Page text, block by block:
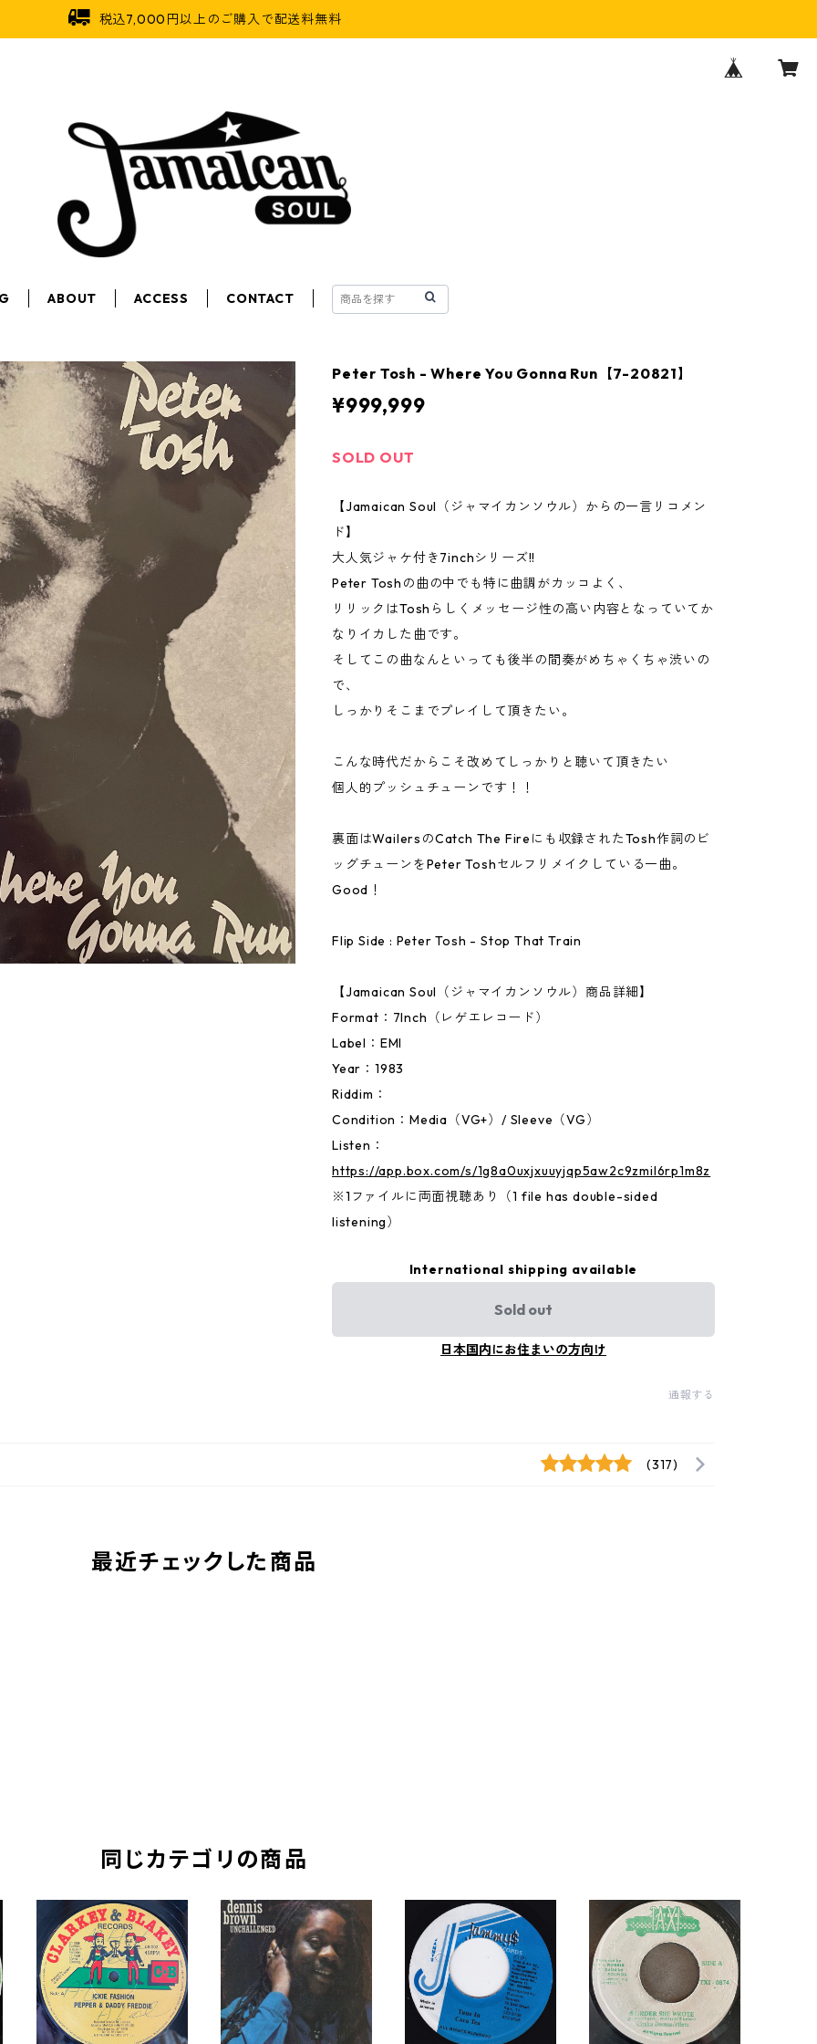
税込7,000円以上のご購入で配送料無料
ABOUT ACCESS CONTACT
Peter Tosh - Where You Gonna Run【7-20821】
¥999,999
SOLD OUT
【Jamaican Soul（ジャマイカンソウル）からの一言リコメン
ド】
大人気ジャケ付き7inchシリーズ!!
Peter Toshの曲の中でも特に曲調がカッコよく、
リリックはToshらしくメッセージ性の高い内容となっていてか
なりイカした曲です。
そしてこの曲なんといっても後半の間奏がめちゃくちゃ渋いの
で、
しっかりそこまでプレイして頂きたい。
こんな時代だからこそ改めてしっかりと聴いて頂きたい
個人的プッシュチューンです！！
裏面はWailersのCatch The Fireにも収録されたTosh作詞のビ
ッグチューンをPeter Toshセルフリメイクしている一曲。
Good！
Flip Side : Peter Tosh - Stop That Train
【Jamaican Soul（ジャマイカンソウル）商品詳細】
Format：7Inch（レゲエレコード）
Label：EMI
Year：1983
Riddim：
Condition：Media（VG+）/ Sleeve（VG）
Listen：
https://app.box.com/s/1g8a0uxjxuuyjqp5aw2c9zmil6rp1m8z
※1ファイルに両面視聴あり（1 file has double-sided
listening）
International shipping available
Sold out
日本国内にお住まいの方向け
通報する
(317)
最近チェックした商品
同じカテゴリの商品